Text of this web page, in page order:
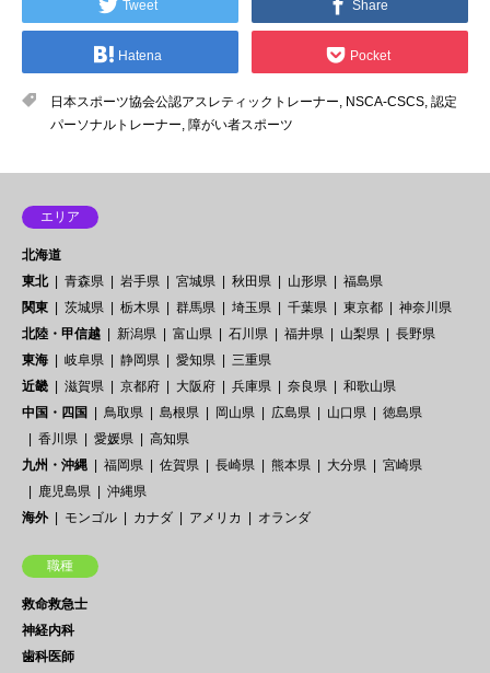
Tweet Share
Hatena Pocket
日本スポーツ協会公認アスレティックトレーナー, NSCA-CSCS, 認定
パーソナルトレーナー, 障がい者スポーツ
エリア
北海道
東北
青森県 岩手県 宮城県 秋田県 山形県
福島県
関東
茨城県 栃木県 群馬県 埼玉県 千葉県 東京都
神奈川県
北陸・甲信越
新潟県 富山県 石川県 福井県 山梨県
長野県
東海
岐阜県 静岡県 愛知県
三重県
近畿
滋賀県 京都府 大阪府 兵庫県 奈良県
和歌山県
中国・四国
鳥取県 島根県 岡山県 広島県 山口県
徳島県
香川県
愛媛県
高知県
九州・沖縄
福岡県 佐賀県 長崎県 熊本県 大分県
宮崎県
鹿児島県
沖縄県
海外
モンゴル カナダ アメリカ オランダ
職種
救命救急士
神経内科
歯科医師